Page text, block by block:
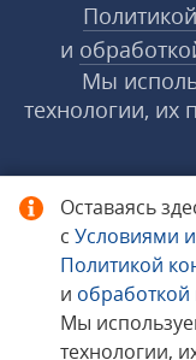
Оставаясь
с Условиями
Политикой
и
Мы
технологии,
и
Мы
технологии, их
©